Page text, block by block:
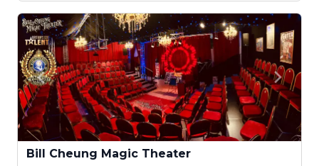
Bill Cheung Magic Theater